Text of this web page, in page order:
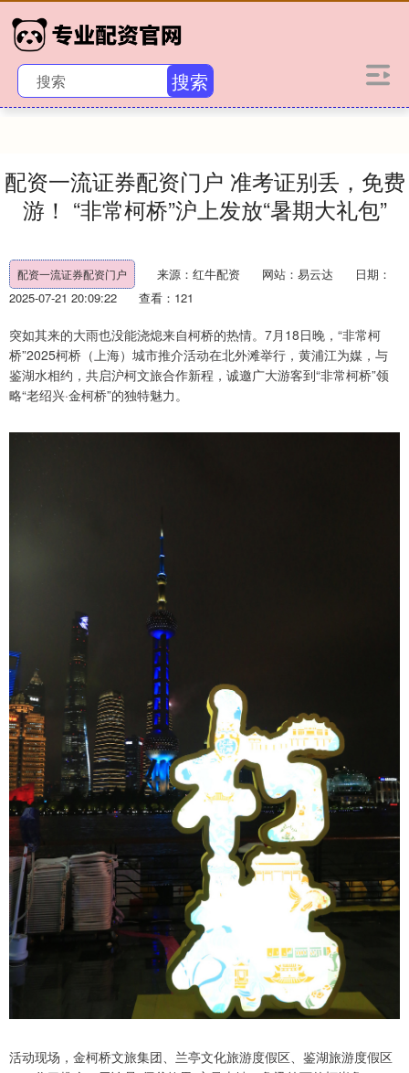
搜索
配资一流证券配资门户 准考证别丢，免费
游！ “非常柯桥”沪上发放“暑期大礼包”
配资一流证券配资门户 来源：红牛配资 网站：易云达
日期：
2025-07-21 20:09:22
查看：121
突如其来的大雨也没能浇熄来自柯桥的热情。7月18日晚，“非常柯
桥”2025柯桥（上海）城市推介活动在北外滩举行，黄浦江为媒，与
鉴湖水相约，共启沪柯文旅合作新程，诚邀广大游客到“非常柯桥”领
略“老绍兴·金柯桥”的独特魅力。
活动现场，金柯桥文旅集团、兰亭文化旅游度假区、鉴湖旅游度假区